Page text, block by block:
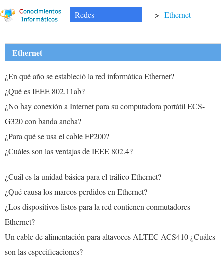
Redes > Ethernet
Ethernet
¿En qué año se estableció la red informática Ethernet?
¿Qué es IEEE 802.11ab?
¿No hay conexión a Internet para su computadora portátil ECS-
G320 con banda ancha?
¿Para qué se usa el cable FP200?
¿Cuáles son las ventajas de IEEE 802.4?
¿Cuál es la unidad básica para el tráfico Ethernet?
¿Qué causa los marcos perdidos en Ethernet?
¿Los dispositivos listos para la red contienen conmutadores
Ethernet?
Un cable de alimentación para altavoces ALTEC ACS410 ¿Cuáles
son las especificaciones?